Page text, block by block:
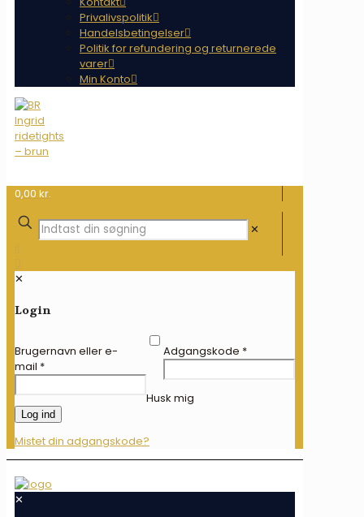
Privalivspolitik
Handelsbetingelser
Politik for refundering og returnerede
varer
Min Konto
0,00 kr.
✕
✕
Login
Brugernavn eller e-
mail *
Adgangskode *
Husk mig
Log ind
Mistet din adgangskode?
✕